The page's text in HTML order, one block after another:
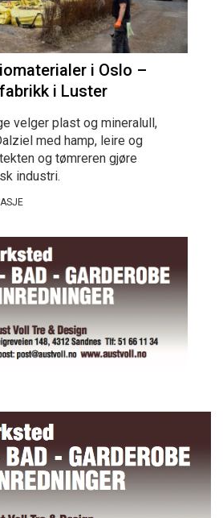
i Oslo –
i Luster
velger plast og mineralull,
med hamp, leire og
og tømreren gjøre
industri.